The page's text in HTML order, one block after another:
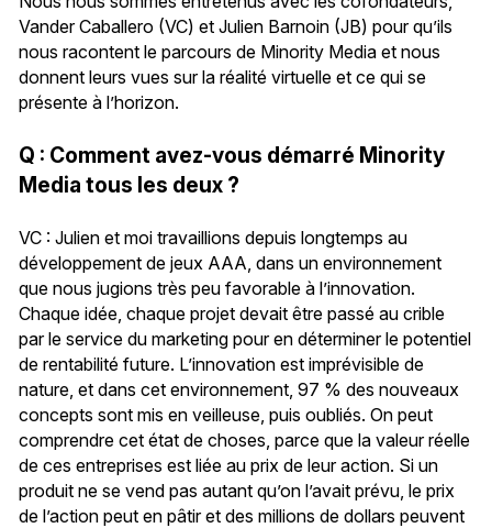
Vander Caballero (VC) et Julien Barnoin (JB) pour qu’ils
nous racontent le parcours de Minority Media et nous
donnent leurs vues sur la réalité virtuelle et ce qui se
présente à l’horizon.
Q : Comment avez-vous démarré Minority
Media tous les deux ?
VC : Julien et moi travaillions depuis longtemps au
développement de jeux AAA, dans un environnement
que nous jugions très peu favorable à l’innovation.
Chaque idée, chaque projet devait être passé au crible
par le service du marketing pour en déterminer le potentiel
de rentabilité future. L’innovation est imprévisible de
nature, et dans cet environnement, 97 % des nouveaux
concepts sont mis en veilleuse, puis oubliés. On peut
comprendre cet état de choses, parce que la valeur réelle
de ces entreprises est liée au prix de leur action. Si un
produit ne se vend pas autant qu’on l’avait prévu, le prix
de l’action peut en pâtir et des millions de dollars peuvent